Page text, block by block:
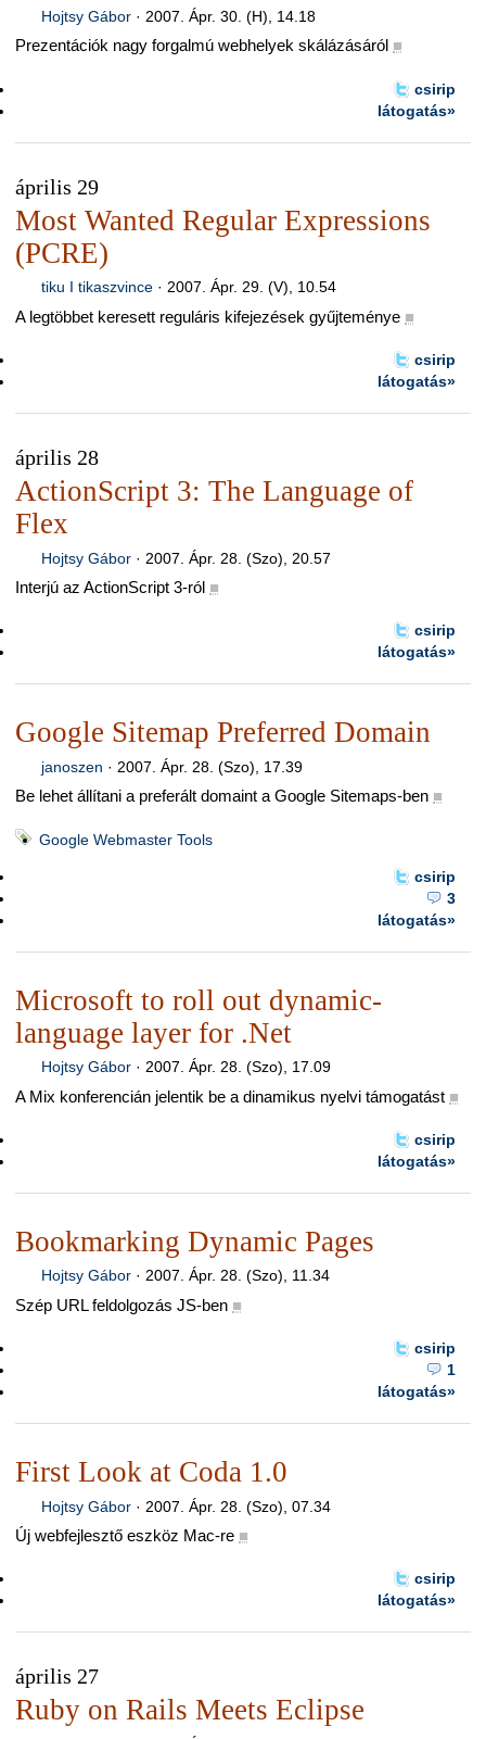
Hojtsy Gábor· 2007. Ápr. 30. (H), 14.18
Prezentációk nagy forgalmú webhelyek skálázásáról ■
csirip
látogatás»
április 29
Most Wanted Regular Expressions
(PCRE)
tiku I tikaszvince· 2007. Ápr. 29. (V), 10.54
A legtöbbet keresett reguláris kifejezések gyűjteménye ■
csirip
látogatás»
április 28
ActionScript 3: The Language of
Flex
Hojtsy Gábor· 2007. Ápr. 28. (Szo), 20.57
Interjú az ActionScript 3-ról ■
csirip
látogatás»
Google Sitemap Preferred Domain
janoszen · 2007. Ápr. 28. (Szo), 17.39
Be lehet állítani a preferált domaint a Google Sitemaps-ben ■
Google Webmaster Tools
csirip
3
látogatás»
Microsoft to roll out dynamic-
language layer for .Net
Hojtsy Gábor· 2007. Ápr. 28. (Szo), 17.09
A Mix konferencián jelentik be a dinamikus nyelvi támogatást ■
csirip
látogatás»
Bookmarking Dynamic Pages
Hojtsy Gábor· 2007. Ápr. 28. (Szo), 11.34
Szép URL feldolgozás JS-ben ■
csirip
1
látogatás»
First Look at Coda 1.0
Hojtsy Gábor· 2007. Ápr. 28. (Szo), 07.34
Új webfejlesztő eszköz Mac-re ■
csirip
látogatás»
április 27
Ruby on Rails Meets Eclipse